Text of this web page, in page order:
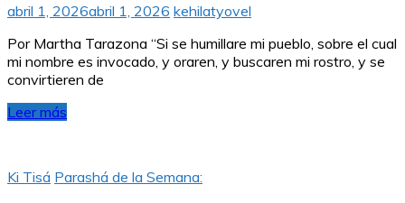
abril 1, 2026abril 1, 2026 kehilatyovel
Por Martha Tarazona “Si se humillare mi pueblo, sobre el cual
mi nombre es invocado, y oraren, y buscaren mi rostro, y se
convirtieren de
Leer más
Ki Tisá Parashá de la Semana: